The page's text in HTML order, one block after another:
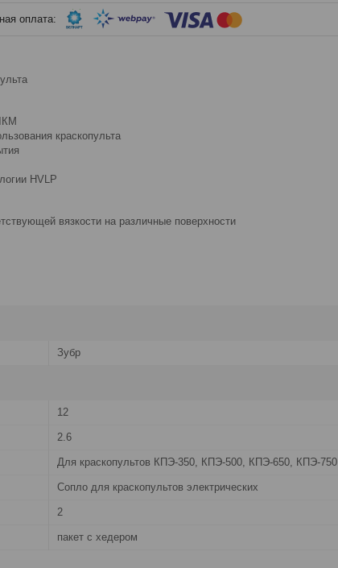
краскопульта
HVLP
вязкости на различные поверхности
Зубр
12
2.6
Для краскопультов КПЭ-350, КПЭ-500, КПЭ-650, КПЭ-750
Сопло для краскопультов электрических
2
пакет с хедером